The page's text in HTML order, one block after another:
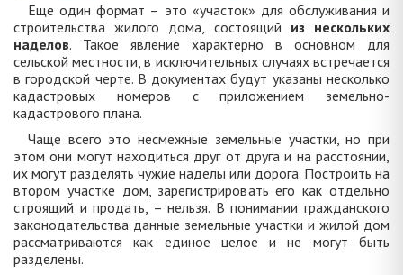
Еще один формат – это «участок» для обслуживания и
строительства жилого дома, состоящий из нескольких
наделов. Такое явление характерно в основном для
сельской местности, в исключительных случаях встречается
в городской черте. В документах будут указаны несколько
кадастровых номеров с приложением земельно-
кадастрового плана.
Чаще всего это несмежные земельные участки, но при
этом они могут находиться друг от друга и на расстоянии,
их могут разделять чужие наделы или дорога. Построить на
втором участке дом, зарегистрировать его как отдельно
строящий и продать, – нельзя. В понимании гражданского
законодательства данные земельные участки и жилой дом
рассматриваются как единое целое и не могут быть
разделены.